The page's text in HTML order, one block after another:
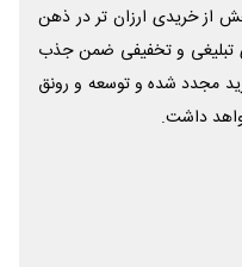
از خریدی ارزان تر در ذهن
تبلیغی و تخفیفی ضمن جذب
مجدد شده و توسعه و رونق
داشت.